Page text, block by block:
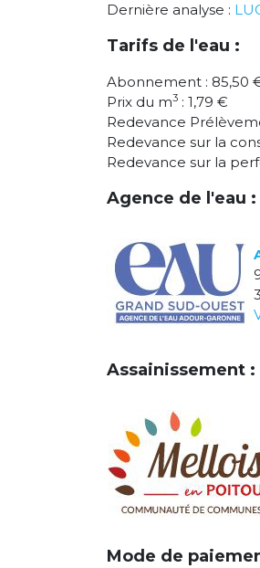
Dernière analyse :
Tarifs de l'eau :
Abonnement : 85,50
Prix du m3 : 1,79 €
Redevance
Redevance sur la
Redevance sur la
Agence de l'eau :
Assainissement :
Mode de